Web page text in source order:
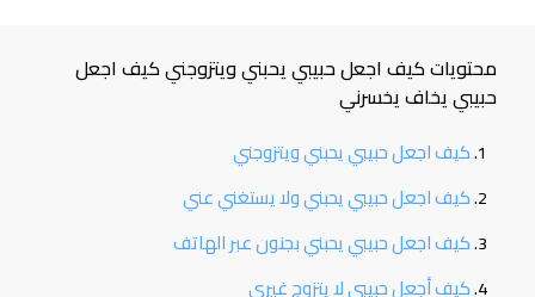
محتويات كيف اجعل حبيبي يحبني ويتزوجني كيف اجعل
حبيبي يخاف يخسرني
كيف اجعل حبيبي يحبني ويتزوجني
كيف اجعل حبيبي يحبني ولا يستغني عني
كيف اجعل حبيبي يحبني بجنون عبر الهاتف
كيف أجعل حبيبي لا يتزوج غيري